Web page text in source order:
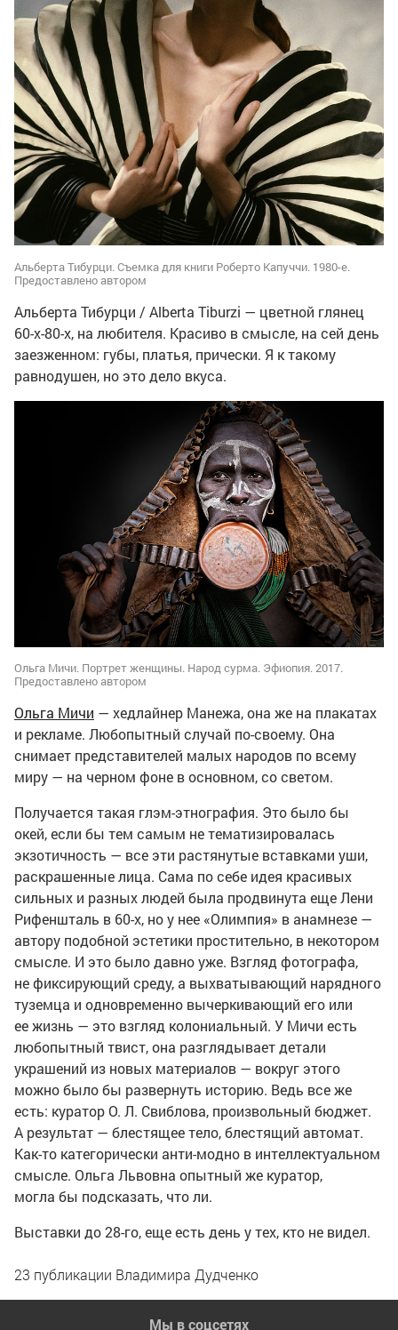
Альберта Тибурци. Съемка для книги Роберто Капуччи. 1980-е.
Предоставлено автором
Альберта Тибурци / Alberta Tiburzi — цветной глянец
60-х-80-х, на любителя. Красиво в смысле, на сей день
заезженном: губы, платья, прически. Я к такому
равнодушен, но это дело вкуса.
Ольга Мичи. Портрет женщины. Народ сурма. Эфиопия. 2017.
Предоставлено автором
Ольга Мичи — хедлайнер Манежа, она же на плакатах
и рекламе. Любопытный случай по-своему. Она
снимает представителей малых народов по всему
миру — на черном фоне в основном, со светом.
Получается такая глэм-этнография. Это было бы
окей, если бы тем самым не тематизировалась
экзотичность — все эти растянутые вставками уши,
раскрашенные лица. Сама по себе идея красивых
сильных и разных людей была продвинута еще Лени
Рифеншталь в 60-х, но у нее «Олимпия» в анамнезе —
автору подобной эстетики простительно, в некотором
смысле. И это было давно уже. Взгляд фотографа,
не фиксирующий среду, а выхватывающий нарядного
туземца и одновременно вычеркивающий его или
ее жизнь — это взгляд колониальный. У Мичи есть
любопытный твист, она разглядывает детали
украшений из новых материалов — вокруг этого
можно было бы развернуть историю. Ведь все же
есть: куратор О. Л. Свиблова, произвольный бюджет.
А результат — блестящее тело, блестящий автомат.
Как-то категорически анти-модно в интеллектуальном
смысле. Ольга Львовна опытный же куратор,
могла бы подсказать, что ли.
Выставки до 28-го, еще есть день у тех, кто не видел.
23 публикации Владимира Дудченко
Мы в соцсетях